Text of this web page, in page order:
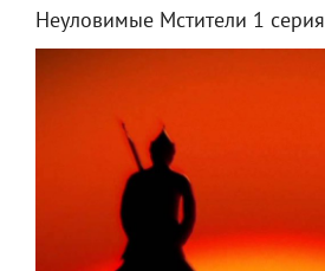
Неуловимые Мстители 1 серия